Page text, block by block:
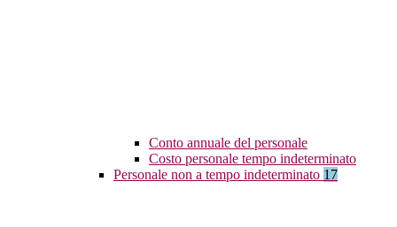
Conto annuale del personale
Costo personale tempo indeterminato
Personale non a tempo indeterminato 17